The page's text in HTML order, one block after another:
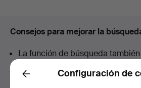
Consejos para mejorar la
La función de búsqueda
resultados parabrazalete.
Back Configuración de